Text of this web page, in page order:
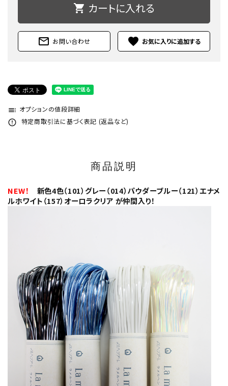
shopping_cart カートに入れる
mail_outline お問い合わせ favorite
toc オプションの値段詳細
error_outline 特定商取引法に基づく表記 (返品など)
商品説明
NEW！
新色4色（101）グレー（014）パウダーブルー（121）エナメ
ルホワイト（157）オーロラクリア が仲間入り！